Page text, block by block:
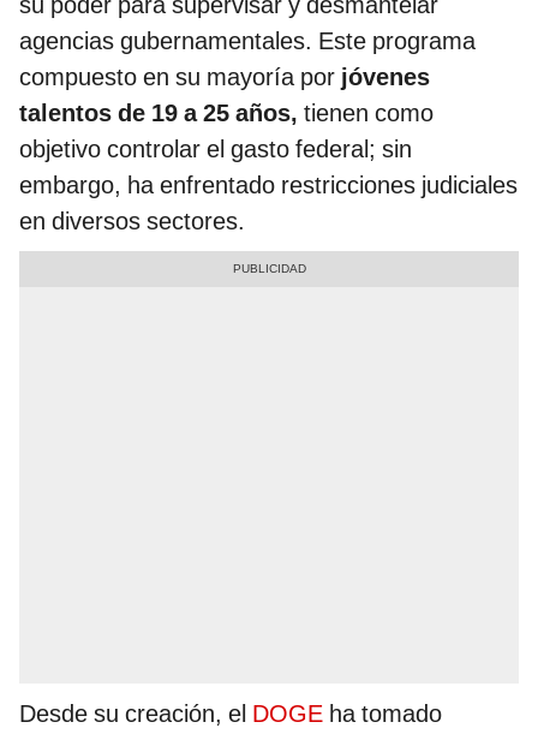
agencias gubernamentales. Este programa
compuesto en su mayoría por jóvenes
talentos de 19 a 25 años, tienen como
objetivo controlar el gasto federal; sin
embargo, ha enfrentado restricciones judiciales
en diversos sectores.
Desde su creación, el DOGE ha tomado